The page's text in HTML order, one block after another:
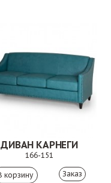
ДИВАН КАРНЕГИ
166-151
Заказ